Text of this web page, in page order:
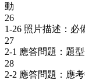
動
26
1-26 照片描述：必
27
2-1 應答問題：題
28
2-2 應答問題：應